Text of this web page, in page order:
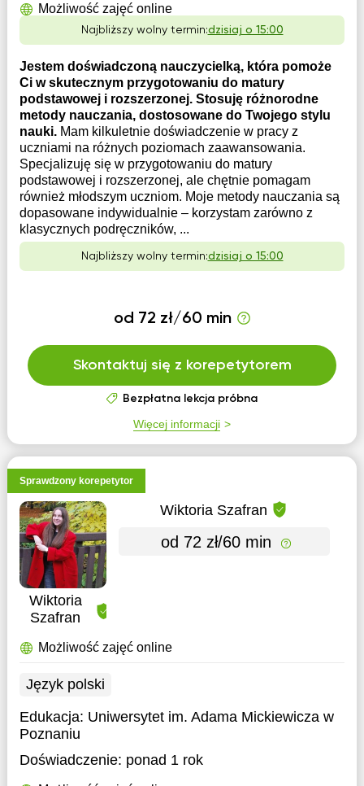
Możliwość zajęć online
Najbliższy wolny termin:dzisiaj o 15:00
Jestem doświadczoną nauczycielką, która pomoże
Ci w skutecznym przygotowaniu do matury
podstawowej i rozszerzonej. Stosuję różnorodne
metody nauczania, dostosowane do Twojego stylu
nauki. Mam kilkuletnie doświadczenie w pracy z
uczniami na różnych poziomach zaawansowania.
Specjalizuję się w przygotowaniu do matury
podstawowej i rozszerzonej, ale chętnie pomagam
również młodszym uczniom. Moje metody nauczania są
dopasowane indywidualnie – korzystam zarówno z
klasycznych podręczników, ...
Najbliższy wolny termin:dzisiaj o 15:00
od 72 zł/60 min
Skontaktuj się z korepetytorem
Bezpłatna lekcja próbna
Więcej informacji
Sprawdzony korepetytor
Wiktoria
Szafran
Wiktoria Szafran
od 72 zł/60 min
Możliwość zajęć online
Język polski
Edukacja: Uniwersytet im. Adama Mickiewicza w
Poznaniu
Doświadczenie: ponad 1 rok